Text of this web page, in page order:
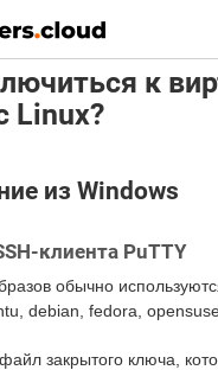
Как подключиться к
к
Linux?
из Windows
клиента PuTTY
обычно
debian, fedora,
закрытого ключа,